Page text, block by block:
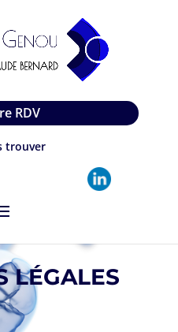
RDV
trouver
LÉGALES